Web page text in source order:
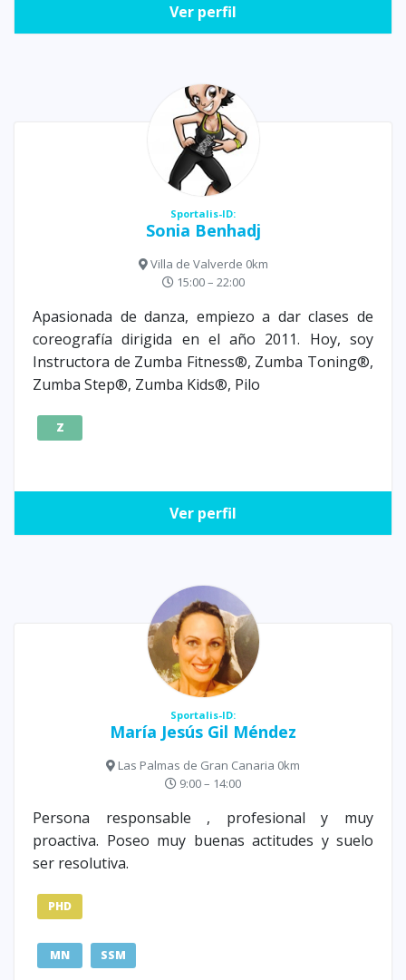
Ver perfil
Sportalis-ID:
Sonia Benhadj
Villa de Valverde 0km
15:00 – 22:00
Apasionada de danza, empiezo a dar clases de
coreografía dirigida en el año 2011. Hoy, soy
Instructora de Zumba Fitness®, Zumba Toning®,
Zumba Step®, Zumba Kids®, Pilo
Z
Ver perfil
Sportalis-ID:
María Jesús Gil Méndez
Las Palmas de Gran Canaria 0km
9:00 – 14:00
Persona responsable , profesional y muy
proactiva. Poseo muy buenas actitudes y suelo
ser resolutiva.
PHD
MN SSM